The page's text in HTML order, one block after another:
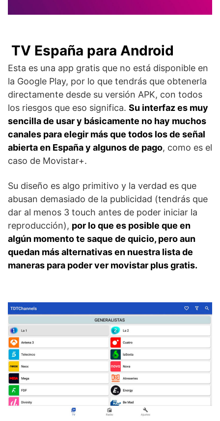
TV España para Android
Esta es una app gratis que no está disponible en
la Google Play, por lo que tendrás que obtenerla
directamente desde su versión APK, con todos
los riesgos que eso significa. Su interfaz es muy
sencilla de usar y básicamente no hay muchos
canales para elegir más que todos los de señal
abierta en España y algunos de pago, como es el
caso de Movistar+.
Su diseño es algo primitivo y la verdad es que
abusan demasiado de la publicidad (tendrás que
dar al menos 3 touch antes de poder iniciar la
reproducción), por lo que es posible que en
algún momento te saque de quicio, pero aun
quedan más alternativas en nuestra lista de
maneras para poder ver movistar plus gratis.